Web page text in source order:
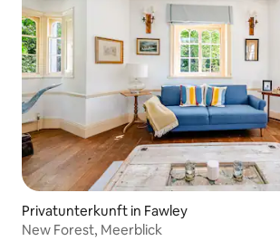
Privatunterkunft in Fawley
New Forest, Meerblick